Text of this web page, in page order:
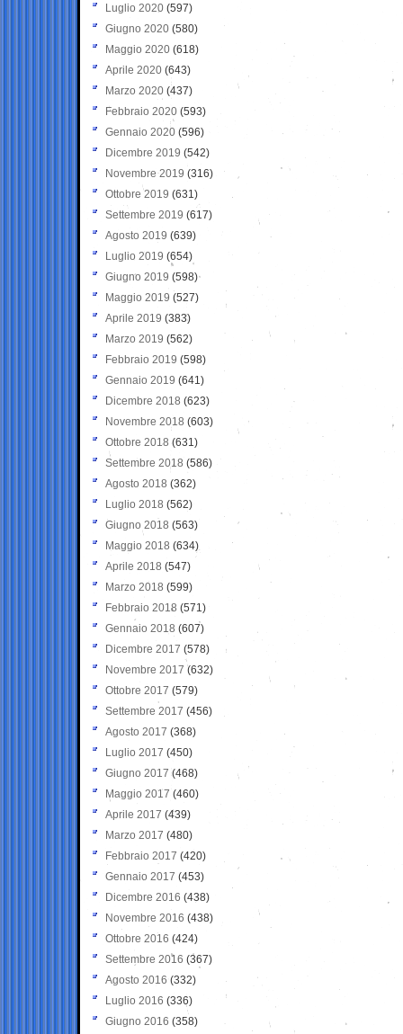
Luglio 2020 (597)
Giugno 2020 (580)
Maggio 2020 (618)
Aprile 2020 (643)
Marzo 2020 (437)
Febbraio 2020 (593)
Gennaio 2020 (596)
Dicembre 2019 (542)
Novembre 2019 (316)
Ottobre 2019 (631)
Settembre 2019 (617)
Agosto 2019 (639)
Luglio 2019 (654)
Giugno 2019 (598)
Maggio 2019 (527)
Aprile 2019 (383)
Marzo 2019 (562)
Febbraio 2019 (598)
Gennaio 2019 (641)
Dicembre 2018 (623)
Novembre 2018 (603)
Ottobre 2018 (631)
Settembre 2018 (586)
Agosto 2018 (362)
Luglio 2018 (562)
Giugno 2018 (563)
Maggio 2018 (634)
Aprile 2018 (547)
Marzo 2018 (599)
Febbraio 2018 (571)
Gennaio 2018 (607)
Dicembre 2017 (578)
Novembre 2017 (632)
Ottobre 2017 (579)
Settembre 2017 (456)
Agosto 2017 (368)
Luglio 2017 (450)
Giugno 2017 (468)
Maggio 2017 (460)
Aprile 2017 (439)
Marzo 2017 (480)
Febbraio 2017 (420)
Gennaio 2017 (453)
Dicembre 2016 (438)
Novembre 2016 (438)
Ottobre 2016 (424)
Settembre 2016 (367)
Agosto 2016 (332)
Luglio 2016 (336)
Giugno 2016 (358)